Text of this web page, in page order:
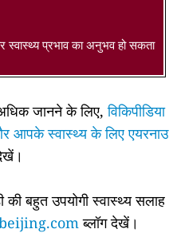
स्वास्थ्य प्रभाव का अनुभव हो सकता
जानने के लिए,विकिपीडिया
आपके स्वास्थ्य के लिए एयरनाउ
की बहुत उपयोगी स्वास्थ्य सलाह
ब्लॉग देखें।